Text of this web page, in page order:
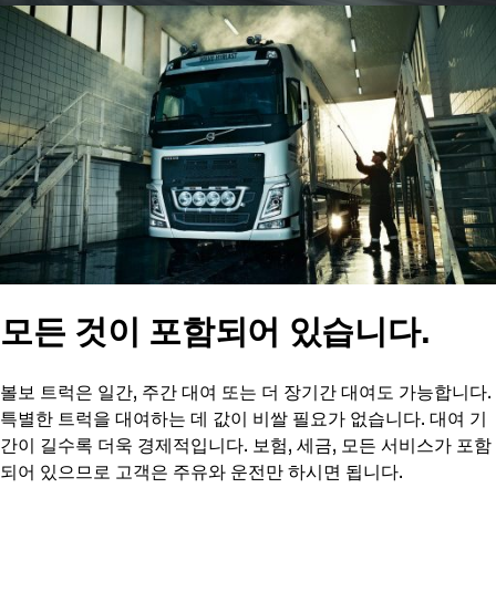
모든 것이 포함되어 있습니다.
볼보 트럭은 일간, 주간 대여 또는 더 장기간 대여도 가능합니다.
특별한 트럭을 대여하는 데 값이 비쌀 필요가 없습니다. 대여 기
간이 길수록 더욱 경제적입니다. 보험, 세금, 모든 서비스가 포함
되어 있으므로 고객은 주유와 운전만 하시면 됩니다.